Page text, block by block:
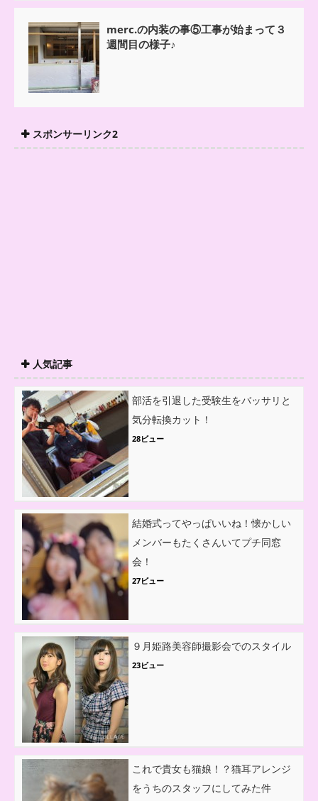
merc.の内装の事⑤工事が始まって３
週間目の様子♪
スポンサーリンク2
人気記事
部活を引退した受験生をバッサリと
気分転換カット！
28ビュー
結婚式ってやっぱいいね！懐かしい
メンバーもたくさんいてプチ同窓
会！
27ビュー
９月姫路美容師撮影会でのスタイル
23ビュー
これで貴女も猫娘！？猫耳アレンジ
をうちのスタッフにしてみた件